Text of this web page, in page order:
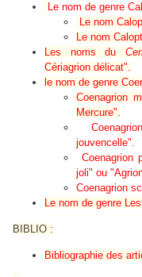
Le nom de genre
Le nom
Le nom
Les noms du
Cériagrion délicat".
le nom de genre
Coenagrion
Mercure".
jouvencelle".
Coenagrion
joli" ou
Coenagrion
Le nom de genre
BIBLIO :
Bibliographie des